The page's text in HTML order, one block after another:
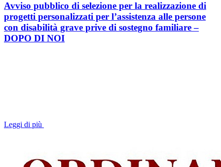
Avviso pubblico di selezione per la realizzazione di
progetti personalizzati per l’assistenza alle persone
con disabilità grave prive di sostegno familiare –
DOPO DI NOI
Leggi di più